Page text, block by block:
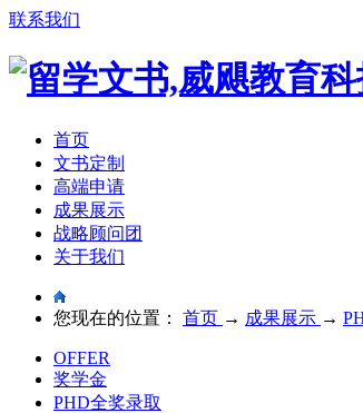
联系我们
首页
文书定制
高端申请
成果展示
战略顾问团
关于我们
您现在的位置： 首页 → 成果展示 →
OFFER
奖学金
PHD全奖录取